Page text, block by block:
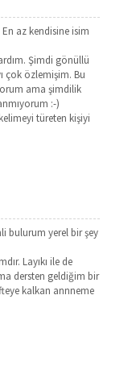
az kendisine isim
Şimdi gönüllü
çok özlemişim. Bu
ama şimdilik
:-)
türeten kişiyi
bulurum yerel bir şey
Layıkı ile de
dersten geldiğim bir
kalkan annneme